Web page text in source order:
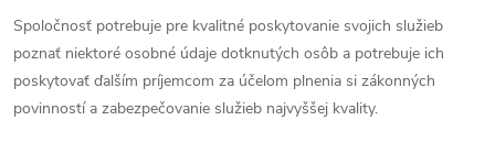
Spoločnosť potrebuje pre kvalitné poskytovanie svojich služieb
poznať niektoré osobné údaje dotknutých osôb a potrebuje ich
poskytovať ďalším príjemcom za účelom plnenia si zákonných
povinností a zabezpečovanie služieb najvyššej kvality.